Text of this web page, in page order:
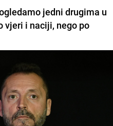
jedni drugima u
vjeri i naciji, nego po